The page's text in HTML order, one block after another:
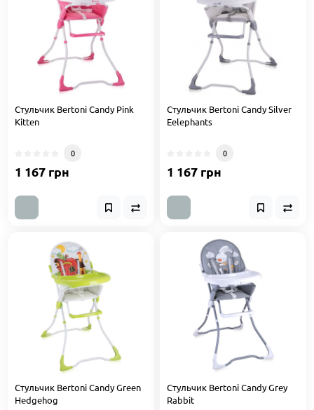
Стульчик Bertoni Candy Pink
Kitten
0
1 167 грн
Стульчик Bertoni Candy Silver
Eelephants
0
1 167 грн
Стульчик Bertoni Candy Green
Hedgehog
Стульчик Bertoni Candy Grey
Rabbit